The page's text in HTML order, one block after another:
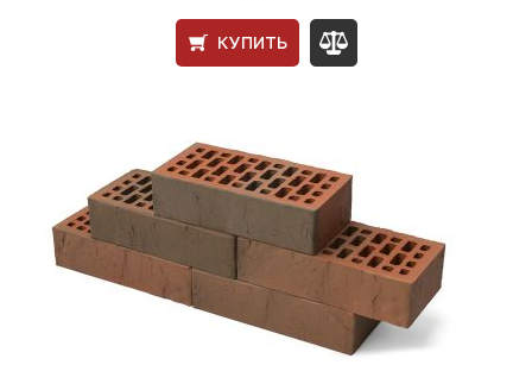
КУПИТЬ